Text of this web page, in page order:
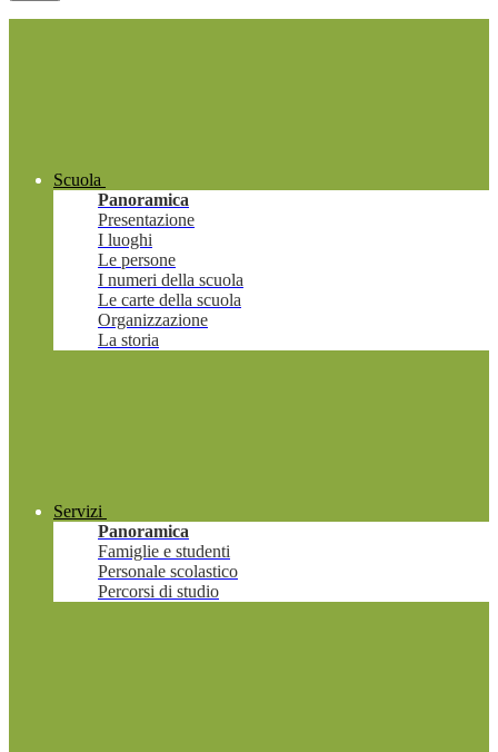
Scuola
Panoramica
Presentazione
I luoghi
Le persone
I numeri della scuola
Le carte della scuola
Organizzazione
La storia
Servizi
Panoramica
Famiglie e studenti
Personale scolastico
Percorsi di studio